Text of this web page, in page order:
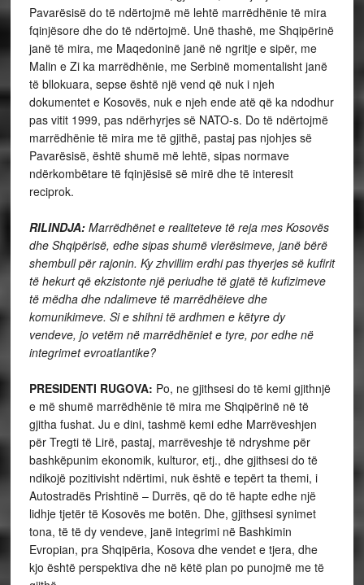
Pavarësisë do të ndërtojmë më lehtë marrëdhënie të mira
fqinjësore dhe do të ndërtojmë. Unë thashë, me Shqipërinë
janë të mira, me Maqedoninë janë në ngritje e sipër, me
Malin e Zi ka marrëdhënie, me Serbinë momentalisht janë
të bllokuara, sepse është një vend që nuk i njeh
dokumentet e Kosovës, nuk e njeh ende atë që ka ndodhur
pas vitit 1999, pas ndërhyrjes së NATO-s. Do të ndërtojmë
marrëdhënie të mira me të gjithë, pastaj pas njohjes së
Pavarësisë, është shumë më lehtë, sipas normave
ndërkombëtare të fqinjësisë së mirë dhe të interesit
reciprok.
RILINDJA:Marrëdhënet e realiteteve të reja mes Kosovës
dhe Shqipërisë, edhe sipas shumë vlerësimeve, janë bërë
shembull për rajonin. Ky zhvillim erdhi pas thyerjes së kufirit
të hekurt që ekzistonte një periudhe të gjatë të kufizimeve
të mëdha dhe ndalimeve të marrëdhëieve dhe
komunikimeve. Si e shihni të ardhmen e këtyre dy
vendeve, jo vetëm në marrëdhëniet e tyre, por edhe në
integrimet evroatlantike?
PRESIDENTI RUGOVA: Po, ne gjithsesi do të kemi gjithnjë
e më shumë marrëdhënie të mira me Shqipërinë në të
gjitha fushat. Ju e dini, tashmë kemi edhe Marrëveshjen
për Tregti të Lirë, pastaj, marrëveshje të ndryshme për
bashkëpunim ekonomik, kulturor, etj., dhe gjithsesi do të
ndikojë pozitivisht ndërtimi, nuk është e tepërt ta themi, i
Autostradës Prishtinë – Durrës, që do të hapte edhe një
lidhje tjetër të Kosovës me botën. Dhe, gjithsesi synimet
tona, të të dy vendeve, janë integrimi në Bashkimin
Evropian, pra Shqipëria, Kosova dhe vendet e tjera, dhe
kjo është perspektiva dhe në këtë plan po punojmë me të